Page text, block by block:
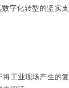
字化转型的坚实支
工业现场产生的复